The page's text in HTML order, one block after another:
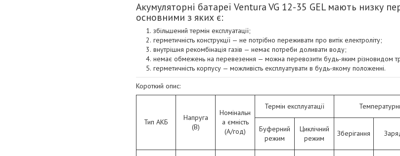
Акумуляторні батареї Ventura VG 12-35 GEL мають низку
основними з яких є:
збільшений термін експлуатації;
герметичність конструкції — не потрібно переживати про витік електроліту;
внутрішня рекомбінація газів — немає потреби доливати воду;
немає обмежень на перевезення — можна перевозити будь-яким різновидом
герметичність корпусу — можливість експлуатувати в будь-якому положенні.
Короткий опис:
Тип АКБ
Напруга
(В)
Номінальн
а ємність
(А/год)
Термін експлуатації
Буферний
режим
Циклічний
режим
Зберігання